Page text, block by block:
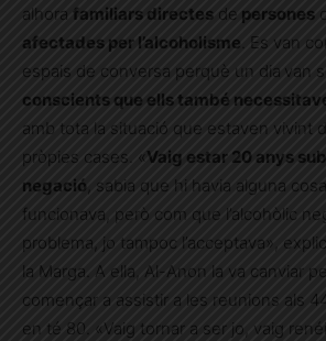
alhora familiars directes de persones
afectades per l’alcoholisme. Es van
espais de conversa perquè un dia van
conscients que ells també
amb tota la situació que estaven vivint
pròpies cases. «Vaig estar 20 anys
negació , sabia que hi havia alguna
funcionava, però com que l’alcohòlic
problema, jo tampoc l’acceptava»,
la Marga. A ella, Al-Anon la va canviar
començar a assistir a les reunions als
en té 80. «Vaig tornar a ser jo, vaig